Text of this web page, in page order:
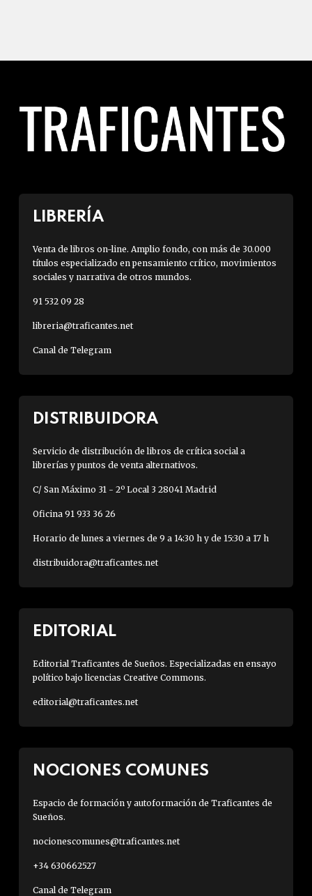
LIBRERÍA
Venta de libros on-line. Amplio fondo, con más de 30.000
títulos especializado en pensamiento crítico, movimientos
sociales y narrativa de otros mundos.
91 532 09 28
libreria@traficantes.net
Canal de Telegram
DISTRIBUIDORA
Servicio de distribución de libros de crítica social a
librerías y puntos de venta alternativos.
C/ San Máximo 31 - 2º Local 3 28041 Madrid
Oficina 91 933 36 26
Horario de lunes a viernes de 9 a 14:30 h y de 15:30 a 17 h
distribuidora@traficantes.net
EDITORIAL
Editorial Traficantes de Sueños. Especializadas en ensayo
político bajo licencias Creative Commons.
editorial@traficantes.net
NOCIONES COMUNES
Espacio de formación y autoformación de Traficantes de
Sueños.
nocionescomunes@traficantes.net
+34 630662527
Canal de Telegram